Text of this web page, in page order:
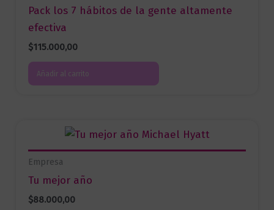
Pack los 7 hábitos de la gente altamente
efectiva
$115.000,00
Añadir al carrito
Empresa
Tu mejor año
$88.000,00